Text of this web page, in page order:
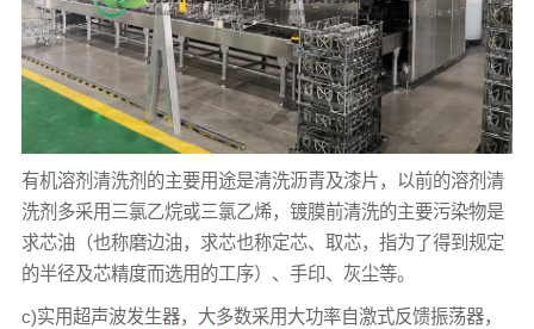
有机溶剂清洗剂的主要用途是清洗沥青及漆片，以前的溶剂清
洗剂多采用三氯乙烷或三氯乙烯，镀膜前清洗的主要污染物是
求芯油（也称磨边油，求芯也称定芯、取芯，指为了得到规定
的半径及芯精度而选用的工序）、手印、灰尘等。
c)实用超声波发生器，大多数采用大功率自激式反馈振荡器，